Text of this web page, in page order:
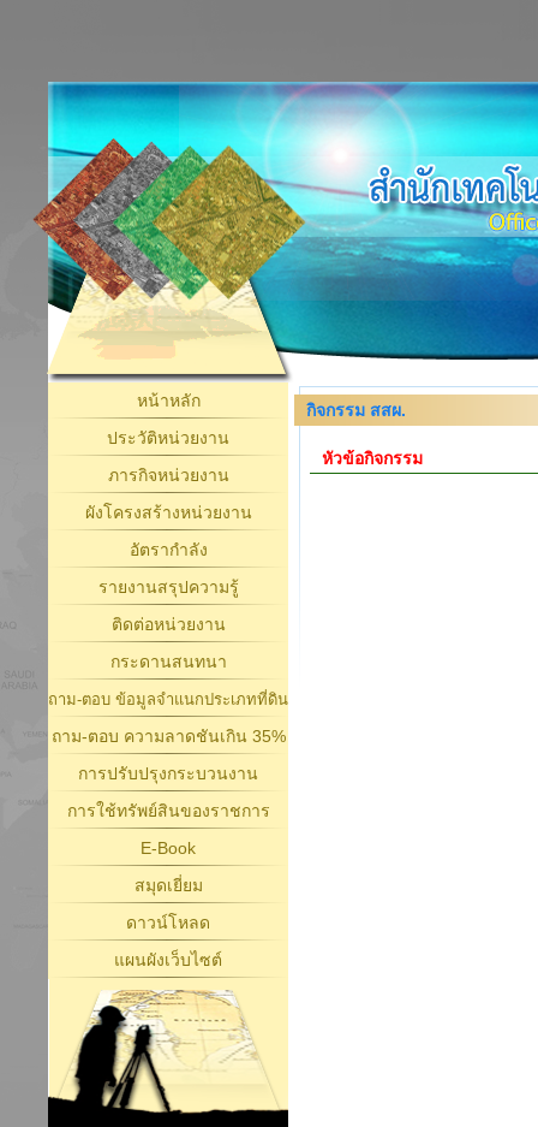
หน้าหลัก
ประวัติหน่วยงาน
ภารกิจหน่วยงาน
ผังโครงสร้างหน่วยงาน
อัตรากำลัง
รายงานสรุปความรู้
ติดต่อหน่วยงาน
กระดานสนทนา
ถาม-ตอบ ข้อมูลจำแนกประเภทที่ดิน
ถาม-ตอบ ความลาดชันเกิน 35%
การปรับปรุงกระบวนงาน
การใช้ทรัพย์สินของราชการ
E-Book
สมุดเยี่ยม
ดาวน์โหลด
แผนผังเว็บไซต์
กิจกรรม สสผ.
หัวข้อกิจกรรม